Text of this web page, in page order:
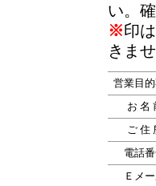
い。
※印
きませ
営業目
お 名
ご 住
電話
Ｅメ